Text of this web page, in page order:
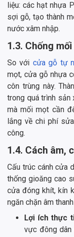
liệu: các hạt nhựa
sợi gỗ, tạo thành
nước xâm nhập.
1.3. Chống
So với cửa gỗ tự
mọt, cửa gỗ nhựa
côn trùng này.
trong quá trình sản
mà mối mọt cần
lắng về chi phí
công.
1.4. Cách âm,
Cấu trúc cánh cửa
thống gioăng cao
cửa đóng khít, kín
ngăn chặn âm
Lợi ích thực
vực đông dân